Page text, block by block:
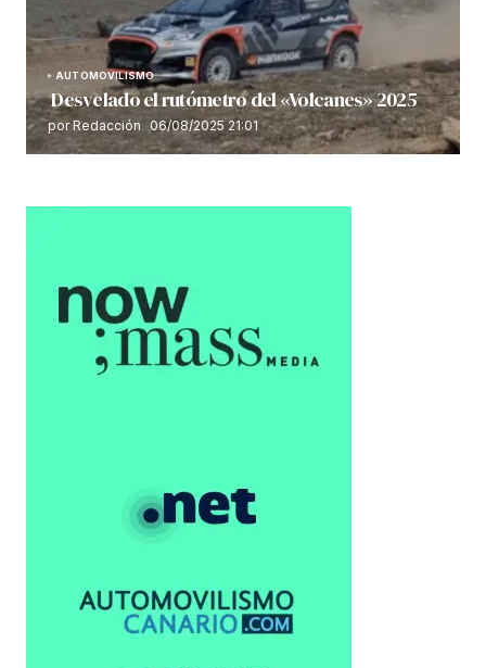
AUTOMOVILISMO
Desvelado el rutómetro del «Volcanes» 2025
por Redacción 06/08/2025 21:01